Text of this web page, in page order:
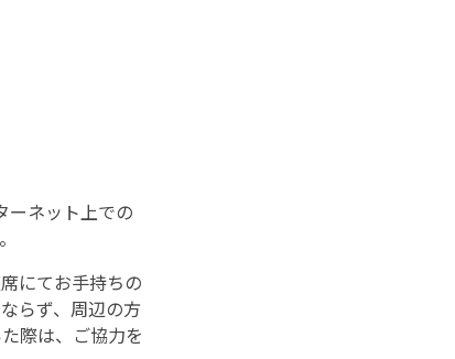
ーネット上での
にてお手持ちの
らず、周辺の方
際は、ご協力を